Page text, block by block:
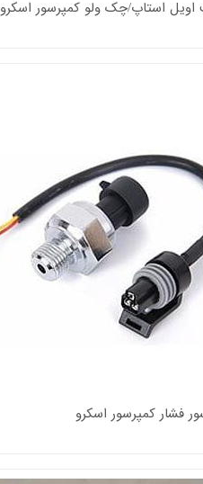
استاپ/چک ولو کمپرسور اسکرو
فشار کمپرسور اسکرو